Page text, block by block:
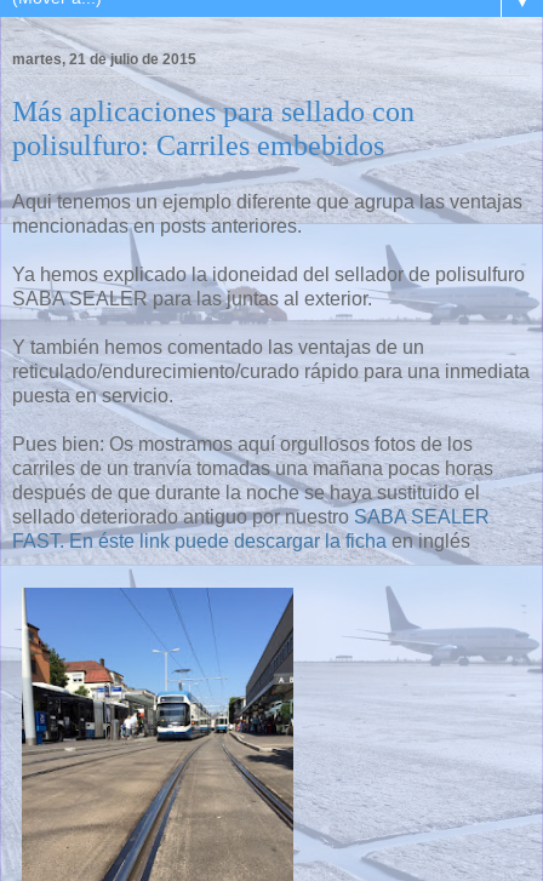
martes, 21 de julio de 2015
Más aplicaciones para sellado con
polisulfuro: Carriles embebidos
Aqui tenemos un ejemplo diferente que agrupa las ventajas
mencionadas en posts anteriores.
Ya hemos explicado la idoneidad del sellador de polisulfuro
SABA SEALER para las juntas al exterior.
Y también hemos comentado las ventajas de un
reticulado/endurecimiento/curado rápido para una inmediata
puesta en servicio.
Pues bien: Os mostramos aquí orgullosos fotos de los
carriles de un tranvía tomadas una mañana pocas horas
después de que durante la noche se haya sustituido el
sellado deteriorado antiguo por nuestro SABA SEALER
FAST. En éste link puede descargar la fichaen inglés